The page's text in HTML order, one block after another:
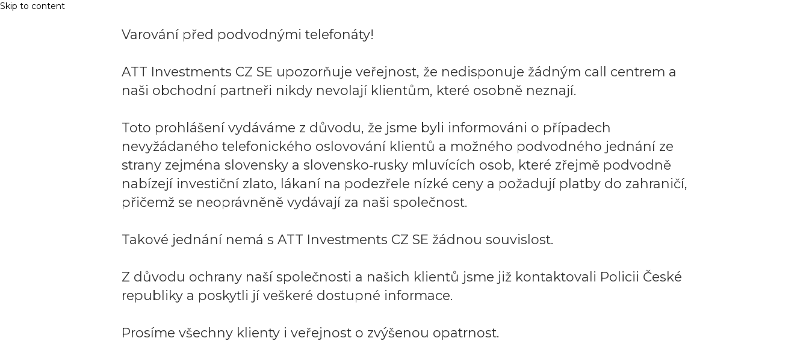
Skip to content
Varování před podvodnými telefonáty!
ATT Investments CZ SE upozorňuje veřejnost, že nedisponuje žádným call centrem a
naši obchodní partneři nikdy nevolají klientům, které osobně neznají.
Toto prohlášení vydáváme z důvodu, že jsme byli informováni o případech
nevyžádaného telefonického oslovování klientů a možného podvodného jednání ze
strany zejména slovensky a slovensko‑rusky mluvících osob, které zřejmě podvodně
nabízejí investiční zlato, lákaní na podezřele nízké ceny a požadují platby do zahraničí,
přičemž se neoprávněně vydávají za naši společnost.
Takové jednání nemá s ATT Investments CZ SE žádnou souvislost.
Z důvodu ochrany naší společnosti a našich klientů jsme již kontaktovali Policii České
republiky a poskytli jí veškeré dostupné informace.
Prosíme všechny klienty i veřejnost o zvýšenou opatrnost.